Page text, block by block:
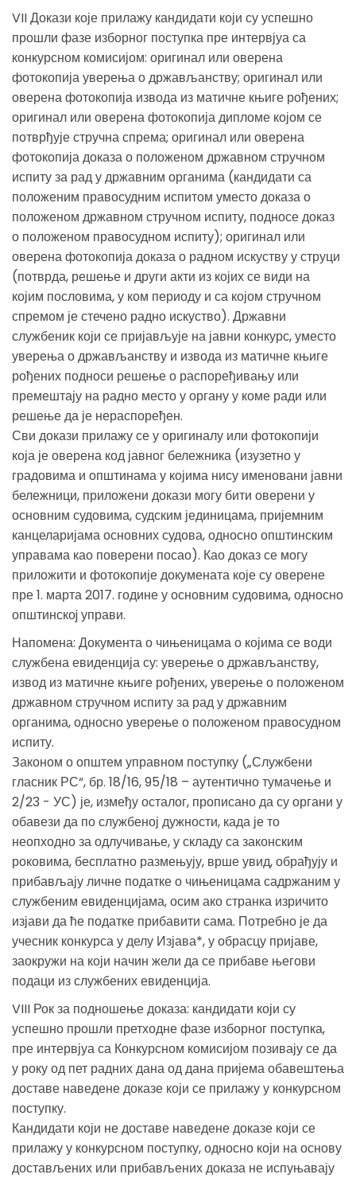
VII Докази које прилажу кандидати који су успешно
прошли фазе изборног поступка пре интервјуа са
конкурсном комисијом: оригинал или оверена
фотокопија уверења о држављанству; оригинал или
оверена фотокопија извода из матичне књиге рођених;
оригинал или оверена фотокопија дипломе којом се
потврђује стручна спрема; оригинал или оверена
фотокопија доказа о положеном државном стручном
испиту за рад у државним органима (кандидати са
положеним правосудним испитом уместо доказа о
положеном државном стручном испиту, подносе доказ
о положеном правосудном испиту); оригинал или
оверена фотокопија доказа о радном искуству у струци
(потврда, решење и други акти из којих се види на
којим пословима, у ком периоду и са којом стручном
спремом је стечено радно искуство). Државни
службеник који се пријављује на јавни конкурс, уместо
уверења о држављанству и извода из матичне књиге
рођених подноси решење о распоређивању или
премештају на радно место у органу у коме ради или
решење да је нераспоређен.
Сви докази прилажу се у оригиналу или фотокопији
која је оверена код јавног бележника (изузетно у
градовима и општинама у којима нису именовани јавни
бележници, приложени докази могу бити оверени у
основним судовима, судским јединицама, пријемним
канцеларијама основних судова, односно општинским
управама као поверени посао). Као доказ се могу
приложити и фотокопије докумената које су оверене
пре 1. марта 2017. године у основним судовима, односно
општинскоj управи.
Напомена: Документа о чињеницама о којима се води
службена евиденција су: уверење о држављанству,
извод из матичне књиге рођених, уверење о положеном
државном стручном испиту за рад у државним
органима, односно уверење о положеном правосудном
испиту.
Законом о општем управном поступку („Службени
гласник РС“, бр. 18/16, 95/18 – аутентично тумачење и
2/23 - УС) је, између осталог, прописано да су органи у
обавези да по службеној дужности, када је то
неопходно за одлучивање, у складу са законским
роковима, бесплатно размењују, врше увид, обрађују и
прибављају личне податке о чињеницама садржаним у
службеним евиденцијама, осим ако странка изричито
изјави да ће податке прибавити сама. Потребно је да
учесник конкурса у делу Изјава*, у обрасцу пријаве,
заокружи на који начин жели да се прибаве његови
подаци из службених евиденција.
VIII Рок за подношење доказа: кандидати који су
успешно прошли претходне фазе изборног поступка,
пре интервјуа са Конкурсном комисијом позивају се да
у року од пет радних дана од дана пријема обавештења
доставе наведене доказе који се прилажу у конкурсном
поступку.
Кандидати који не доставе наведене доказе који се
прилажу у конкурсном поступку, односно који на основу
достављених или прибављених доказа не испуњавају